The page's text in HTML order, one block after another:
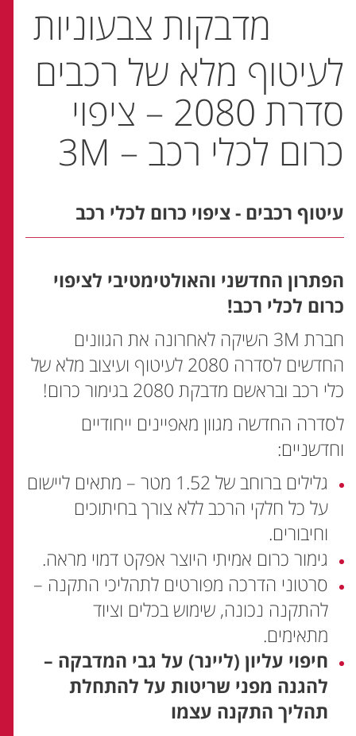
מדבקות צבעוניות
לעיטוף מלא של רכבים
סדרת 2080 – ציפוי
כרום לכלי רכב – 3M
עיטוף רכבים - ציפוי כרום לכלי רכב
הפתרון החדשני והאולטימטיבי לציפוי
כרום לכלי רכב!
חברת 3M השיקה לאחרונה את הגוונים
החדשים לסדרה 2080 לעיטוף ועיצוב מלא של
כלי רכב ובראשם מדבקת 2080 בגימור כרום!
לסדרה החדשה מגוון מאפיינים ייחודיים
וחדשניים:
גלילים ברוחב של 1.52 מטר – מתאים ליישום
על כל חלקי הרכב ללא צורך בחיתוכים
וחיבורים.
גימור כרום אמיתי היוצר אפקט דמוי מראה.
סרטוני הדרכה מפורטים לתהליכי התקנה –
להתקנה נכונה, שימוש בכלים וציוד
מתאימים.
חיפוי עליון (ליינר) על גבי המדבקה –
להגנה מפני שריטות על להתחלת
תהליך התקנה עצמו